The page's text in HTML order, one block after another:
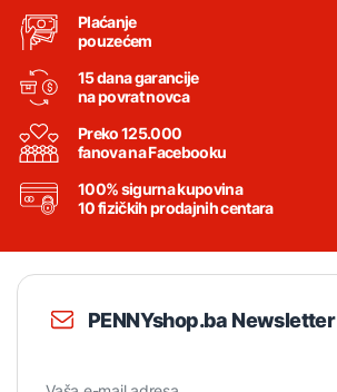
Plaćanje
pouzećem
15 dana garancije
na povrat novca
Preko 125.000
fanova na Facebooku
100% sigurna kupovina
10 fizičkih prodajnih centara
PENNYshop.ba Newsletter